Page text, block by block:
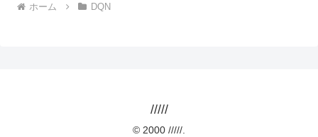
ホーム DQN
/////
© 2000 /////.